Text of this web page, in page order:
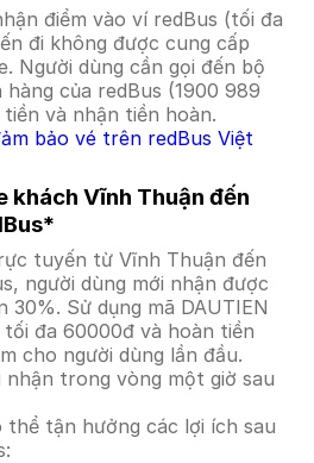
điểm vào ví redBus (tối đa
đi không được cung cấp
Người dùng cần gọi đến bộ
của redBus (1900 989
và nhận tiền hoàn.
bảo vé trên redBus Việt
khách Vĩnh Thuận đến
tuyến từ Vĩnh Thuận đến
người dùng mới nhận được
30%. Sử dụng mã DAUTIEN
tối đa 60000đ và hoàn tiền
cho người dùng lần đầu.
nhận trong vòng một giờ sau
thể tận hưởng các lợi ích sau